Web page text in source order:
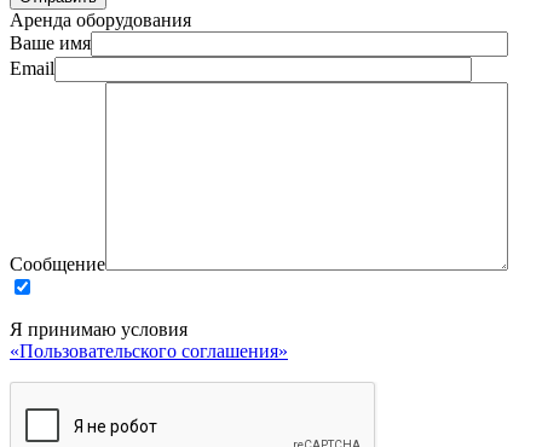
Аренда оборудования
Ваше имя
Email
Сообщение
Я принимаю условия
«Пользовательского соглашения»